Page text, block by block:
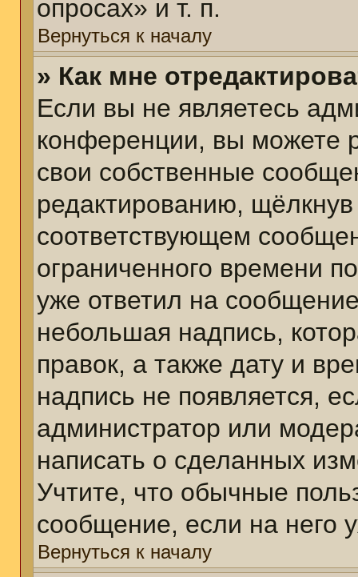
опросах» и т. п.
Вернуться к началу
» Как мне
Если вы не являетесь
конференции, вы можете
свои собственные
редактированию,
соответствующем
ограниченного времени
уже ответил на
небольшая надпись,
правок, а также дату и
надпись не появляется,
администратор или
написать о сделанных
Учтите, что обычные
сообщение, если на него
Вернуться к началу